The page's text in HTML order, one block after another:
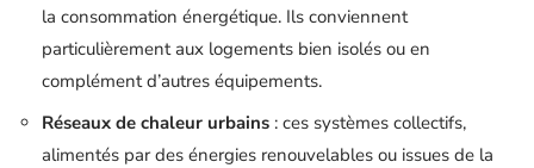
la consommation énergétique. Ils conviennent
particulièrement aux logements bien isolés ou en
complément d’autres équipements.
Réseaux de chaleur urbains : ces systèmes collectifs,
alimentés par des énergies renouvelables ou issues de la